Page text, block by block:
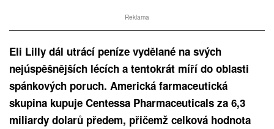
Reklama
Eli Lilly dál utrácí peníze vydělané na svých
nejúspěšnějších lécích a tentokrát míří do oblasti
spánkových poruch. Americká farmaceutická
skupina kupuje Centessa Pharmaceuticals za 6,3
miliardy dolarů předem, přičemž celková hodnota